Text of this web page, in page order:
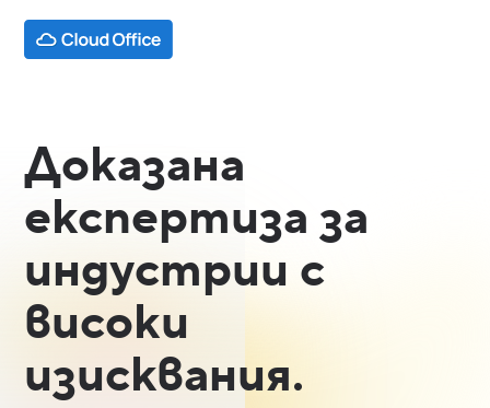
Доказана
експертиза за
индустрии с
високи
изисквания.